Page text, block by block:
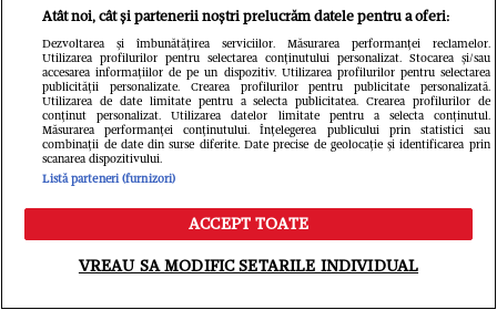
„Suntem ceea ce facem în mod repetat. Prin
urmare, excelența nu este o acțiune, ci un
obicei.' –Aristotel
„Orice schimbare este dificilă la început,
dezordonată în mijloc și minunată la sfârșit.'
Robin Sharma
Meniu Caută
Atât noi, cât și partenerii noștri prelucrăm datele pentru a oferi:
Dezvoltarea și îmbunătățirea serviciilor. Măsurarea performanței reclamelor.
Utilizarea profilurilor pentru selectarea conținutului personalizat. Stocarea și/sau
accesarea informațiilor de pe un dispozitiv. Utilizarea profilurilor pentru selectarea
publicității personalizate. Crearea profilurilor pentru publicitate personalizată.
Utilizarea de date limitate pentru a selecta publicitatea. Crearea profilurilor de
conținut personalizat. Utilizarea datelor limitate pentru a selecta conținutul.
Măsurarea performanței conținutului. Înțelegerea publicului prin statistici sau
combinații de date din surse diferite. Date precise de geolocație și identificarea prin
scanarea dispozitivului.
Listă parteneri (furnizori)
ACCEPT TOATE
VREAU SA MODIFIC SETARILE INDIVIDUAL